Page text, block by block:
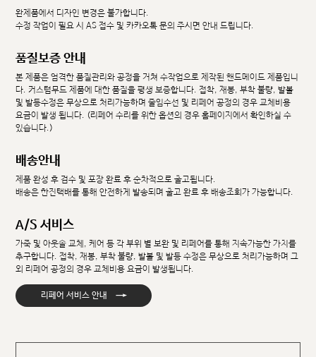
완제품에서 디자인 변경은 불가합니다.
수정 작업이 필요 시 AS 접수 및 카카오톡 문의 주시면 안내 드립니다.
품질보증 안내
본 제품은 엄격한 품질관리와 공정을 거쳐 수작업으로 제작된 핸드메이드 제품입니
다. 커스텀무드 제품에 대한 품질을 평생 보증합니다. 접착, 재봉, 부착 불량, 발볼
및 발등수정은 무상으로 처리가능하며 줄임수선 및 리페어 공정의 경우 교체비용
요금이 발생 됩니다. (리페어 수리를 위한 옵션의 경우 홈페이지에서 확인하실 수
있습니다.)
배송안내
제품 완성 후 검수 및 포장 완료 후 순차적으로 출고됩니다.
배송은 한진택배를 통해 안전하게 발송되며 출고 완료 후 배송조회가 가능합니다.
A/S 서비스
가죽 및 아웃솔 교체, 케어 등 각 부위 별 보완 및 리페어를 통해 지속가능한 가치를
추구합니다. 접착, 재봉, 부착 불량, 발볼 및 발등 수정은 무상으로 처리가능하며 그
외 리페어 공정의 경우 교체비용 요금이 발생됩니다.
리페어 서비스 안내 →